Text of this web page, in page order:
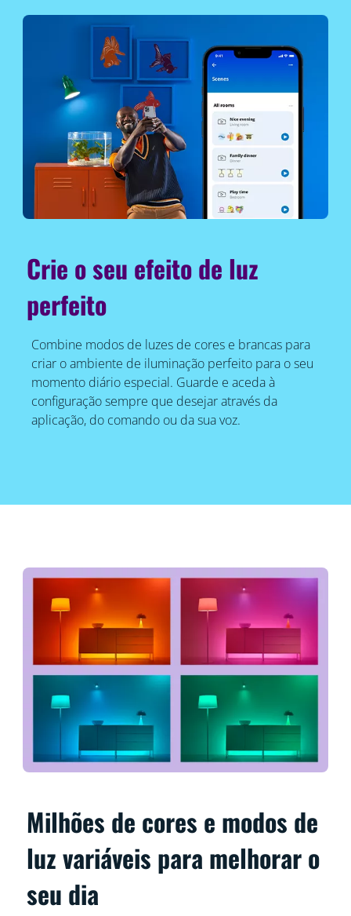
Crie o seu efeito de luz
perfeito
Combine modos de luzes de cores e brancas para
criar o ambiente de iluminação perfeito para o seu
momento diário especial. Guarde e aceda à
configuração sempre que desejar através da
aplicação, do comando ou da sua voz.
Milhões de cores e modos de
luz variáveis para melhorar o
seu dia